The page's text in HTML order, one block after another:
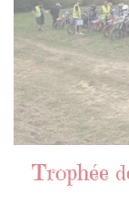
Trophée